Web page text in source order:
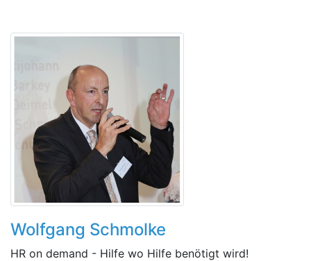
Wolfgang Schmolke
HR on demand - Hilfe wo Hilfe benötigt wird!